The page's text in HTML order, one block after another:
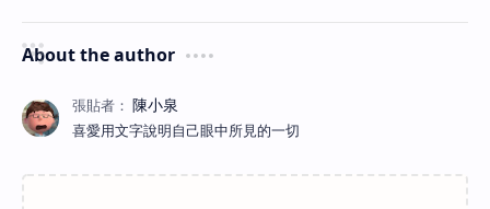
About the author
喜愛用文字說明自己眼中所見的一切